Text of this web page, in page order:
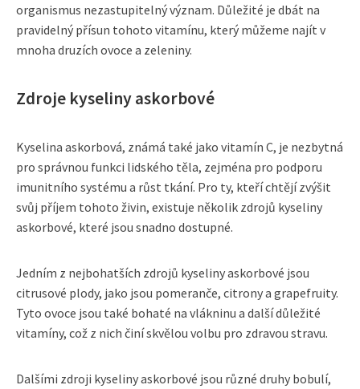
organismus nezastupitelný význam. Důležité je dbát na
pravidelný přísun tohoto vitamínu, který můžeme najít v
mnoha druzích ovoce a zeleniny.
Zdroje kyseliny askorbové
Kyselina askorbová, známá také jako vitamín C, je nezbytná
pro správnou funkci lidského těla, zejména pro podporu
imunitního systému a růst tkání. Pro ty, kteří chtějí zvýšit
svůj příjem tohoto živin, existuje několik zdrojů kyseliny
askorbové, které jsou snadno dostupné.
Jedním z nejbohatších zdrojů kyseliny askorbové jsou
citrusové plody, jako jsou pomeranče, citrony a grapefruity.
Tyto ovoce jsou také bohaté na vlákninu a další důležité
vitamíny, což z nich činí skvělou volbu pro zdravou stravu.
Dalšími zdroji kyseliny askorbové jsou různé druhy bobulí,